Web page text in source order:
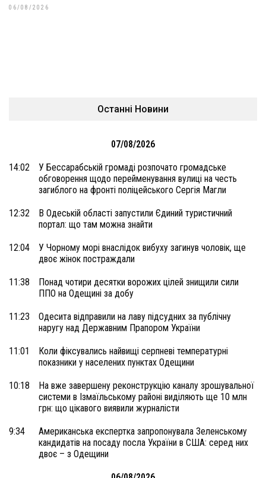
06/08/2026
Останні Новини
07/08/2026
14:02
У Бессарабській громаді розпочато громадське
обговорення щодо перейменування вулиці на честь
загиблого на фронті поліцейського Сергія Магли
12:32
В Одеській області запустили Єдиний туристичний
портал: що там можна знайти
12:04
У Чорному морі внаслідок вибуху загинув чоловік, ще
двоє жінок постраждали
11:38
Понад чотири десятки ворожих цілей знищили сили
ППО на Одещині за добу
11:23
Одесита відправили на лаву підсудних за публічну
наругу над Державним Прапором України
11:01
Коли фіксувались найвищі серпневі температурні
показники у населених пунктах Одещини
10:18
На вже завершену реконструкцію каналу зрошувальної
системи в Ізмаїльському районі виділяють ще 10 млн
грн: що цікавого виявили журналісти
9:34
Американська експертка запропонувала Зеленському
кандидатів на посаду посла України в США: серед них
двоє – з Одещини